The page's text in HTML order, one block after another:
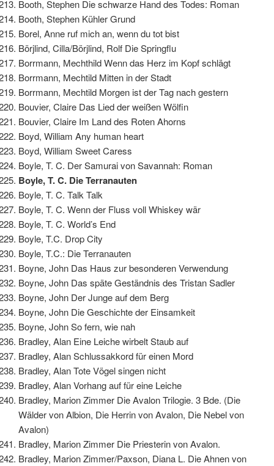
Booth, Stephen Die schwarze Hand des Todes: Roman
Booth, Stephen Kühler Grund
Borel, Anne ruf mich an, wenn du tot bist
Börjlind, Cilla/Börjlind, Rolf Die Springflu
Borrmann, Mechthild Wenn das Herz im Kopf schlägt
Borrmann, Mechtild Mitten in der Stadt
Borrmann, Mechtild Morgen ist der Tag nach gestern
Bouvier, Claire Das Lied der weißen Wölfin
Bouvier, Claire Im Land des Roten Ahorns
Boyd, William Any human heart
Boyd, William Sweet Caress
Boyle, T. C. Der Samurai von Savannah: Roman
Boyle, T. C. Die Terranauten
Boyle, T. C. Talk Talk
Boyle, T. C. Wenn der Fluss voll Whiskey wär
Boyle, T. C. World’s End
Boyle, T.C. Drop City
Boyle, T.C.: Die Terranauten
Boyne, John Das Haus zur besonderen Verwendung
Boyne, John Das späte Geständnis des Tristan Sadler
Boyne, John Der Junge auf dem Berg
Boyne, John Die Geschichte der Einsamkeit
Boyne, John So fern, wie nah
Bradley, Alan Eine Leiche wirbelt Staub auf
Bradley, Alan Schlussakkord für einen Mord
Bradley, Alan Tote Vögel singen nicht
Bradley, Alan Vorhang auf für eine Leiche
Bradley, Marion Zimmer Die Avalon Trilogie. 3 Bde. (Die
Wälder von Albion, Die Herrin von Avalon, Die Nebel von
Avalon)
Bradley, Marion Zimmer Die Priesterin von Avalon.
Bradley, Marion Zimmer/Paxson, Diana L. Die Ahnen von